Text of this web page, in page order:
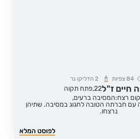
84 צפיות 2 הדליקו נר
חיים ז"ל22,פתח תקוה
רצח:המסיבה ברעים,
עם חברתה הטובה לחגוג במסיבה. שתיהן
נרצחו.
לפוסט המלא